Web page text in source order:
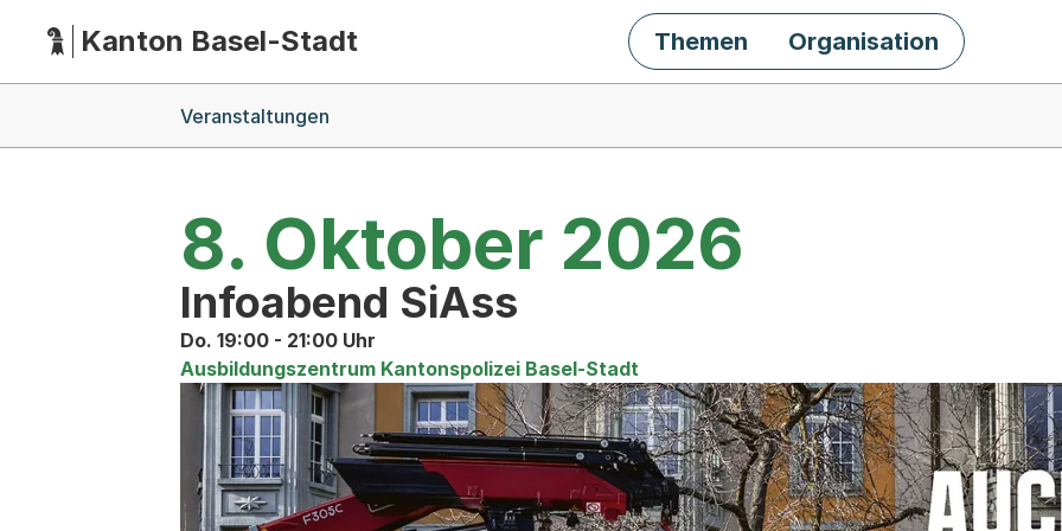
HauptnavigationKanton Basel-Stadt Themen Organisation
Veranstaltungen
Infoabend SiAss
8. Oktober 2026
Do. 19:00 - 21:00 Uhr
Ausbildungszentrum Kantonspolizei Basel-Stadt